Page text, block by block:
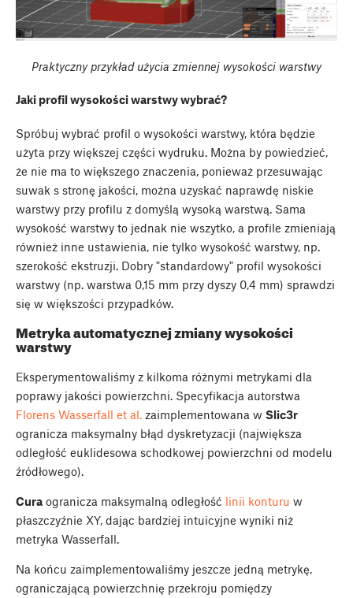
Praktyczny przykład użycia zmiennej wysokości warstwy
Jaki profil wysokości warstwy wybrać?
Spróbuj wybrać profil o wysokości warstwy, która będzie
użyta przy większej części wydruku. Można by powiedzieć,
że nie ma to większego znaczenia, ponieważ przesuwając
suwak s stronę jakości, można uzyskać naprawdę niskie
warstwy przy profilu z domyślą wysoką warstwą. Sama
wysokość warstwy to jednak nie wszytko, a profile zmieniają
również inne ustawienia, nie tylko wysokość warstwy, np.
szerokość ekstruzji. Dobry "standardowy" profil wysokości
warstwy (np. warstwa 0,15 mm przy dyszy 0,4 mm) sprawdzi
się w większości przypadków.
Metryka automatycznej zmiany wysokości
warstwy
Eksperymentowaliśmy z kilkoma różnymi metrykami dla
poprawy jakości powierzchni. Specyfikacja autorstwa
Florens Wasserfall et al. zaimplementowana w Slic3r
ogranicza maksymalny błąd dyskretyzacji (największa
odległość euklidesowa schodkowej powierzchni od modelu
źródłowego).
Cura ogranicza maksymalną odległość linii konturu w
płaszczyźnie XY, dając bardziej intuicyjne wyniki niż
metryka Wasserfall.
Na końcu zaimplementowaliśmy jeszcze jedną metrykę,
ograniczającą powierzchnię przekroju pomiędzy